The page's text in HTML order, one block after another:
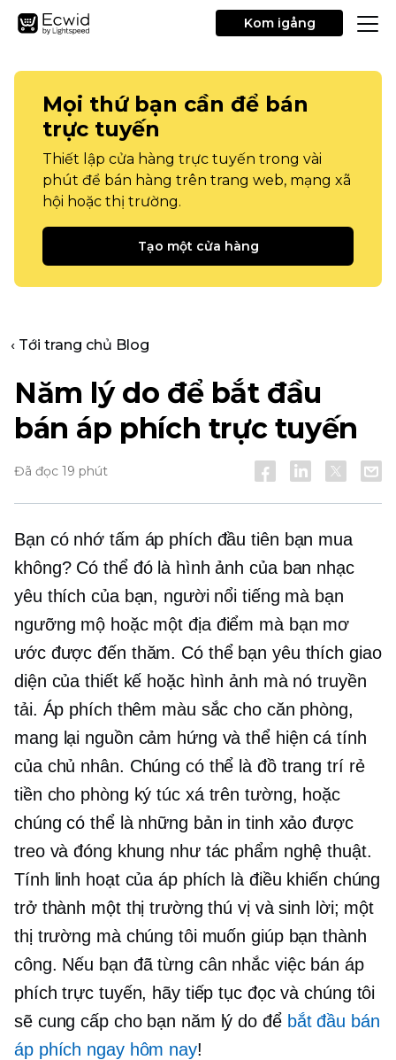
Kom igång
Mọi thứ bạn cần để bán
trực tuyến
Thiết lập cửa hàng trực tuyến trong vài
phút để bán hàng trên trang web, mạng xã
hội hoặc thị trường.
Tạo một cửa hàng
‹ Tới trang chủ Blog
Năm lý do để bắt đầu
bán áp phích trực tuyến
Đã đọc 19 phút
Bạn có nhớ tấm áp phích đầu tiên bạn mua
không? Có thể đó là hình ảnh của ban nhạc
yêu thích của bạn, người nổi tiếng mà bạn
ngưỡng mộ hoặc một địa điểm mà bạn mơ
ước được đến thăm. Có thể bạn yêu thích giao
diện của thiết kế hoặc hình ảnh mà nó truyền
tải. Áp phích thêm màu sắc cho căn phòng,
mang lại nguồn cảm hứng và thể hiện cá tính
của chủ nhân. Chúng có thể là đồ trang trí rẻ
tiền cho phòng ký túc xátrên tường, hoặc
chúng có thể là những bản in tinh xảo được
treo và đóng khung như tác phẩm nghệ thuật.
Tính linh hoạt của áp phích là điều khiến chúng
trở thành một thị trường thú vị và sinh lời; một
thị trường mà chúng tôi muốn giúp bạn thành
công. Nếu bạn đã từng cân nhắc việc bán áp
phích trực tuyến, hãy tiếp tục đọc và chúng tôi
sẽ cung cấp cho bạn năm lý do để bắt đầu bán
áp phích ngay hôm nay!